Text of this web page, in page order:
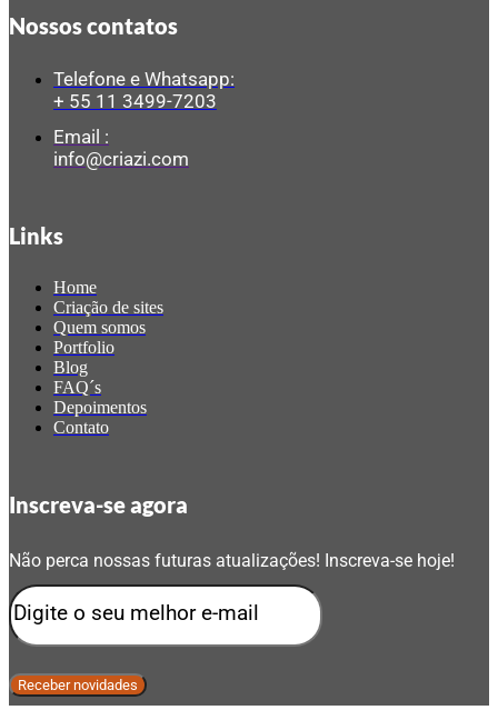
Nossos contatos
Telefone e Whatsapp:
+ 55 11 3499-7203
Email :
info@criazi.com
Links
Home
Criação de sites
Quem somos
Portfolio
Blog
FAQ´s
Depoimentos
Contato
Inscreva-se agora
Não perca nossas futuras atualizações! Inscreva-se hoje!